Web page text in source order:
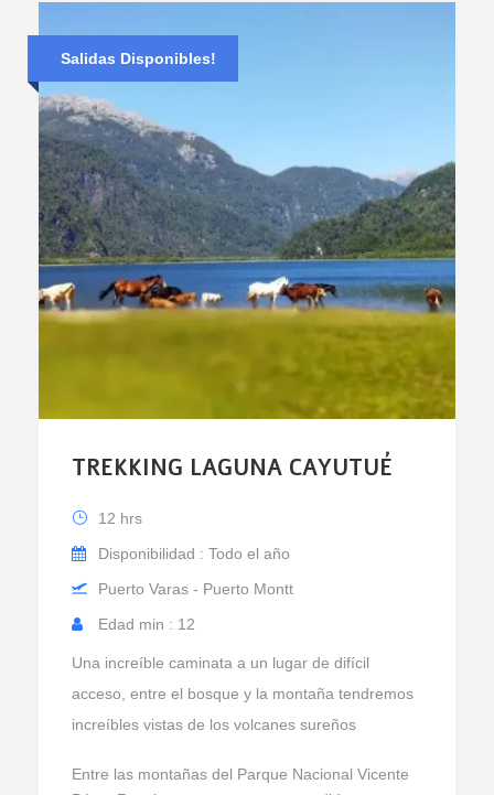
Salidas Disponibles!
TREKKING LAGUNA CAYUTUÉ
12 hrs
Disponibilidad : Todo el año
Puerto Varas - Puerto Montt
Edad min : 12
Una increíble caminata a un lugar de difícil
acceso, entre el bosque y la montaña tendremos
increíbles vistas de los volcanes sureños
Entre las montañas del Parque Nacional Vicente